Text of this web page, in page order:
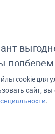
cookie для
сайт, вы
.